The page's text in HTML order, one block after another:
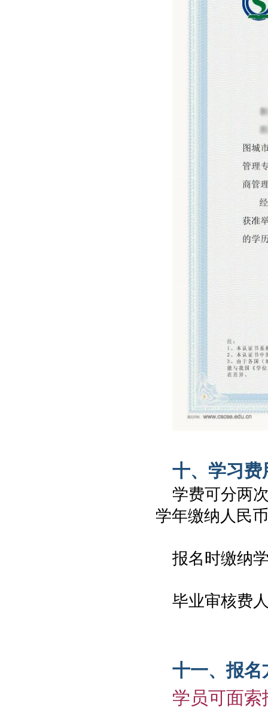
十、学习费
学费可分两
学年缴纳人民
报名时缴纳
毕业审核费
十一、报名
学员可面